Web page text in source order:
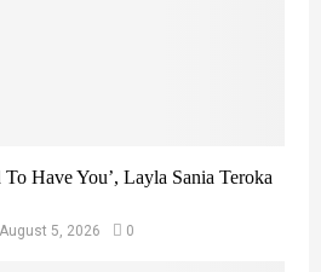
Have You’, Layla Sania Teroka
August 5, 2026 0